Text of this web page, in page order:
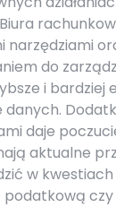
narzędziami
do
i bardziej
daje
aktualne
w kwestiach